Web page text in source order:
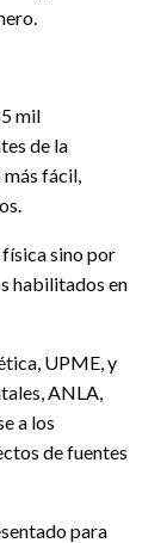
mil
de la
fácil,
física sino por
habilitados en
UPME, y
ANLA,
a los
de fuentes
para